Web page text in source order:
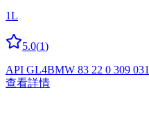
1L
5.0(1)
API GL4BMW 83 22 0 309 031
查看詳情